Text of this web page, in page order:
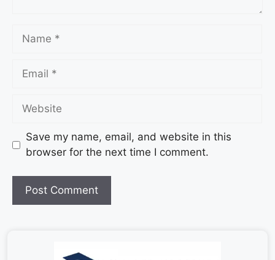
Save my name, email, and website in this
browser for the next time I comment.